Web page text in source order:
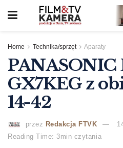
Home Technika/sprzęt Aparaty
PANASONIC
GX7KEG z
14-42
przez Redakcja FTVK
Reading Time: 3min czytania